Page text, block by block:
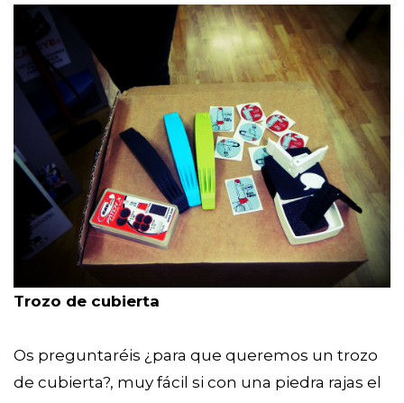
Trozo de cubierta
Os preguntaréis ¿para que queremos un trozo
de cubierta?, muy fácil si con una piedra rajas el